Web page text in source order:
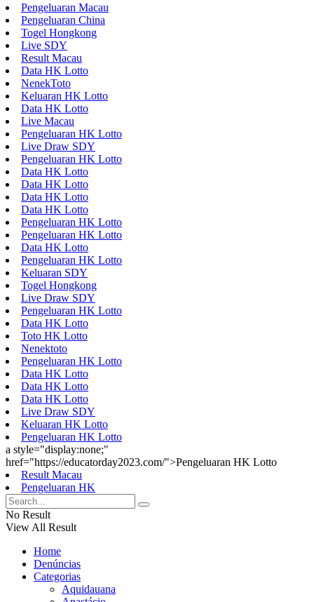
Pengeluaran Macau
Pengeluaran China
Togel Hongkong
Live SDY
Result Macau
Data HK Lotto
NenekToto
Keluaran HK Lotto
Data HK Lotto
Live Macau
Pengeluaran HK Lotto
Live Draw SDY
Pengeluaran HK Lotto
Data HK Lotto
Data HK Lotto
Data HK Lotto
Data HK Lotto
Pengeluaran HK Lotto
Pengeluaran HK Lotto
Data HK Lotto
Pengeluaran HK Lotto
Keluaran SDY
Togel Hongkong
Live Draw SDY
Pengeluaran HK Lotto
Data HK Lotto
Toto HK Lotto
Nenektoto
Pengeluaran HK Lotto
Data HK Lotto
Data HK Lotto
Data HK Lotto
Live Draw SDY
Keluaran HK Lotto
Pengeluaran HK Lotto
a style="display:none;"
href="https://educatorday2023.com/">Pengeluaran HK Lotto
Result Macau
Pengeluaran HK
No Result
View All Result
Home
Denúncias
Categorias
Aquidauana